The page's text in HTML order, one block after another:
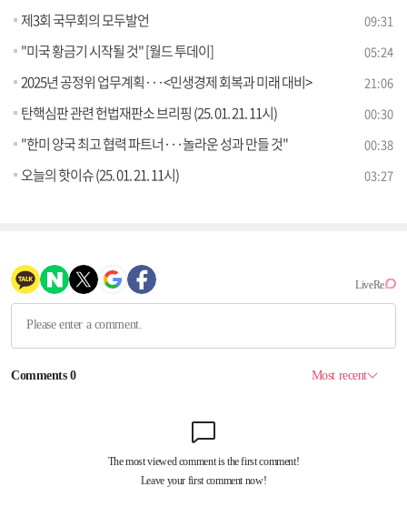
제3회 국무회의 모두발언 09:31
"미국 황금기 시작될 것" [월드 투데이] 05:24
2025년 공정위 업무계획···<민생경제 회복과 미래 대비> 21:06
탄핵심판 관련 헌법재판소 브리핑 (25. 01. 21. 11시) 00:30
"한미 양국 최고 협력 파트너···놀라운 성과 만들 것" 00:38
오늘의 핫이슈 (25. 01. 21. 11시) 03:27